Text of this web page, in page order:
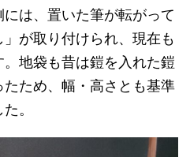
は、置いた筆が転がって
が取り付けられ、現在も
地袋も昔は鎧を入れた鎧
ため、幅・高さとも基準
。